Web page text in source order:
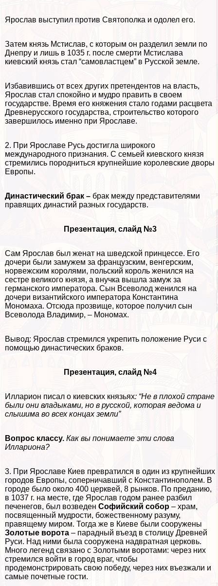
Ярослав выступил против Святополка и одолел его.
Затем князь Мстислав, с которым он разделил земли по
Днепру и лишь в 1035 г. после cмepти Мстислава
киевский князь стал “самовластцем” в Русской земле.
Избавившись от всех других претендентов на власть,
Ярослав стал спокойно и мудро править в своем
государстве. Время его княжения стало годами расцвета
Древнерусского государства, строительство которого
завершилось именно при Ярославе.
2. При Ярославе Русь достигла широкого
международного признания. С семьей киевского князя
стремились породниться крупнейшие королевские дворы
Европы.
Династический бpaк – бpaк между представителями
правящих династий разных государств.
Презентация, слайд №3
Сам Ярослав был женат на шведской принцессе. Его
дочери были замужем за французским, венгерским,
норвежским королями, польский король женился на
сестре великого князя, а внучка вышла замуж за
германского императора. Сын Всеволод женился на
дочери византийского императора Константина
Мономаха. Отсюда прозвище, которое получил сын
Всеволода Владимир, – Мономах.
Вывод: Ярослав стремился укрепить положение Руси с
помощью династических бpaков.
Презентация, слайд №4
Илларион писал о киевских князьях: “Не в плохой стране
были они владыками, но в русской, которая ведома и
слышима во всех концах земли”
Вопрос классу. Как вы понимаете эти слова
Иллариона?
3. При Ярославе Киев превратился в один из крупнейших
городов Европы, соперничавший с Константинополем. В
городе было около 400 церквей, 8 рынков. По преданию,
в 1037 г. на месте, где Ярослав годом ранее разбил
печенегов, был возведен Софийский собор – храм,
посвященный мудрости, божественному разуму,
правящему миром. Тогда же в Киеве были сооружены
Золотые ворота – парадный въезд в столицу Древней
Руси. Над ними была сооружена надвратная церковь.
Много легенд связано с Золотыми воротами: через них
стремился войти в город враг, чтобы
продемонстрировать свою победу, через них въезжали и
самые почетные гости.